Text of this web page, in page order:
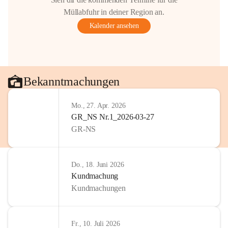
Müllabfuhr in deiner Region an.
Kalender ansehen
Bekanntmachungen
Mo., 27. Apr. 2026
GR_NS Nr.1_2026-03-27
GR-NS
Do., 18. Juni 2026
Kundmachung
Kundmachungen
Fr., 10. Juli 2026